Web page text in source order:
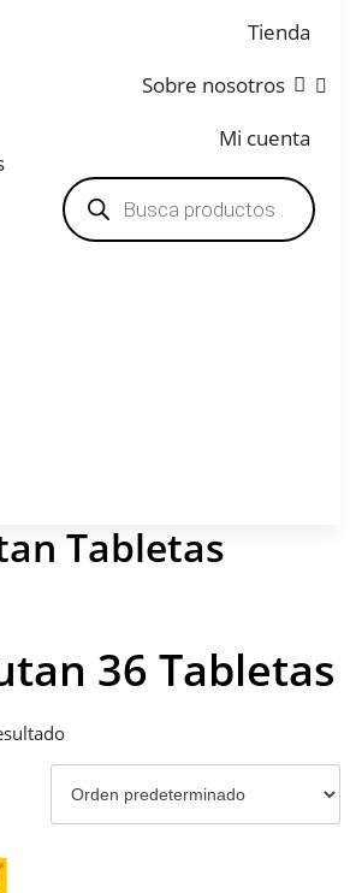
Tienda
Sobre nosotros
Mi cuenta
Búsqueda
de
productos
Tabletas
36 Tabletas